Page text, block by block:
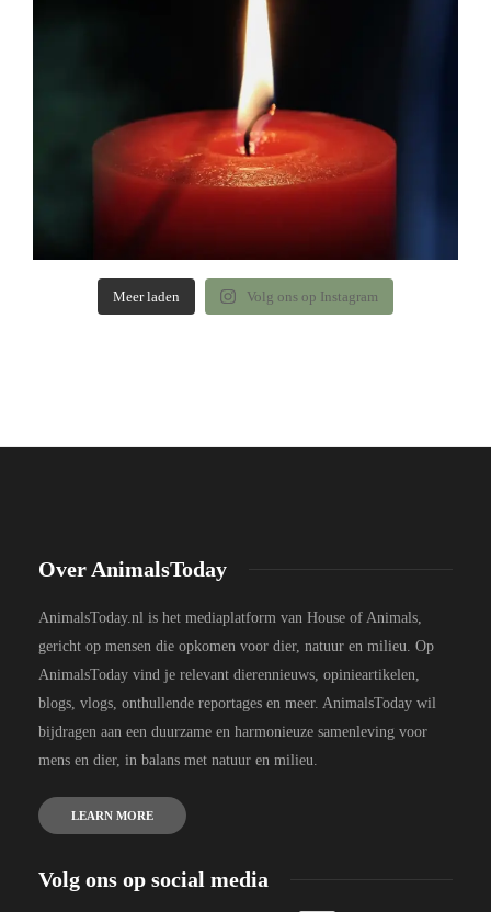
Meer laden Volg ons op Instagram
Over AnimalsToday
AnimalsToday.nl is het mediaplatform van House of Animals,
gericht op mensen die opkomen voor dier, natuur en milieu. Op
AnimalsToday vind je relevant dierennieuws, opinieartikelen,
blogs, vlogs, onthullende reportages en meer. AnimalsToday wil
bijdragen aan een duurzame en harmonieuze samenleving voor
mens en dier, in balans met natuur en milieu.
LEARN MORE
Volg ons op social media